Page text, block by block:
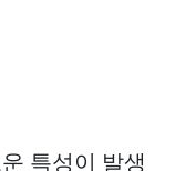
특성이 발생